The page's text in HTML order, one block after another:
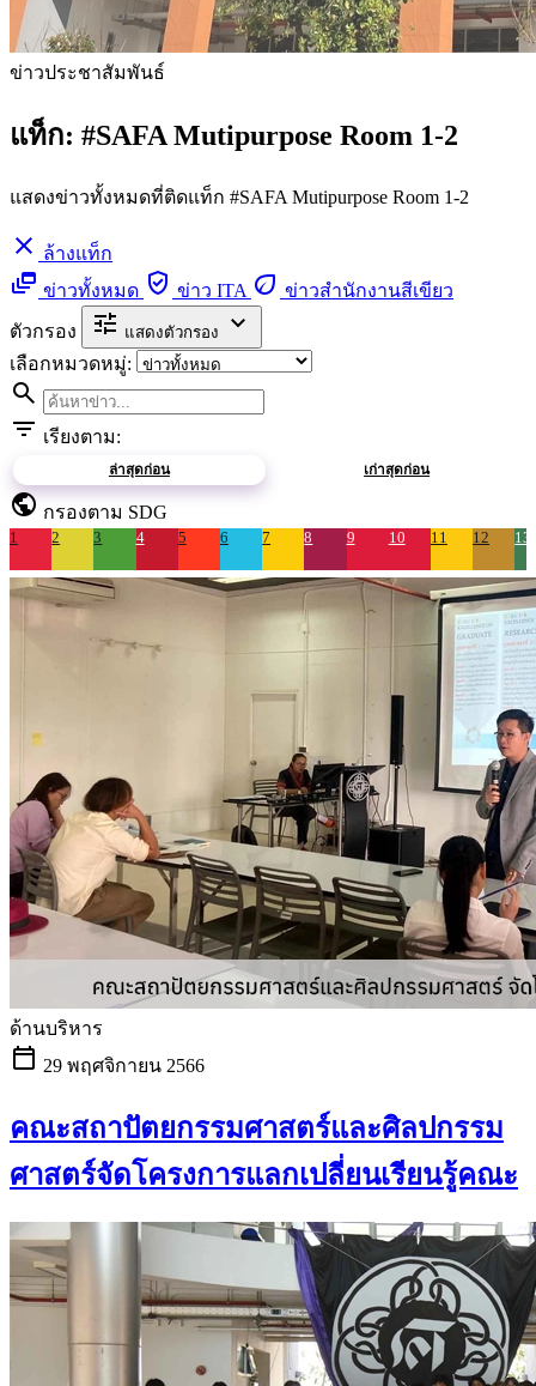
ข่าวประชาสัมพันธ์
แท็ก: #SAFA Mutipurpose Room 1-2
แสดงข่าวทั้งหมดที่ติดแท็ก #SAFA Mutipurpose Room 1-2
close ล้างแท็ก
dynamic_feed ข่าวทั้งหมด verified_user ข่าว ITA eco ข่าวสำนักงานสีเขียว
ตัวกรอง
tune แสดงตัวกรอง expand_more
เลือกหมวดหมู่:
search
filter_list เรียงตาม:
ล่าสุดก่อน เก่าสุดก่อน
public กรองตาม SDG
1 2 3 4 5 6 7 8 9 10 11 12 13
ด้านบริหาร
calendar_today 29 พฤศจิกายน 2566
คณะสถาปัตยกรรมศาสตร์และศิลปกรรม
ศาสตร์จัดโครงการแลกเปลี่ยนเรียนรู้คณะ